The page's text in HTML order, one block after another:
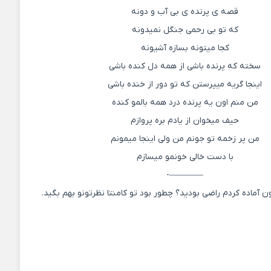
قصه ی پرنده ی بی آب و دونه
که تو بی رحمی جنگل نمیدونه
کجا میتونه بسازه آشیونه
سخته که پرنده باشی از همه دل کنده باشی
اینجا گریه میپرستن که تو دور از خنده باشی
من منم اون یه پرنده درد همه بالمو کنده
حیف میخوان از یادم بره پروازم
من پر زخمه تو جونم من ولی اینجا میمونم
با دست خالی خونمو میسازم
————-
آماده کردم راضی بودید؟ چطور بود تو کامنتا نظرتونو بهم بگید.